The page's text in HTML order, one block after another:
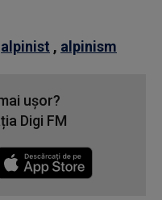
alpinist , alpinism
ușor?
Digi FM